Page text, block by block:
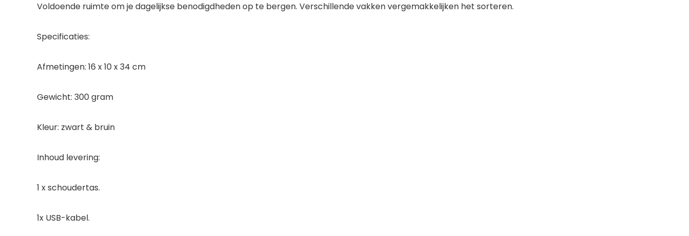
Voldoende ruimte om je dagelijkse benodigdheden op te bergen. Verschillende vakken vergemakkelijken het sorteren.
Specificaties:
Afmetingen: 16 x 10 x 34 cm
Gewicht: 300 gram
Kleur: zwart & bruin
Inhoud levering:
1 x schoudertas.
1x USB-kabel.